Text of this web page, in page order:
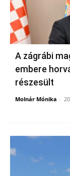
A zágrábi
embere
részesült
Molnár Mónika -